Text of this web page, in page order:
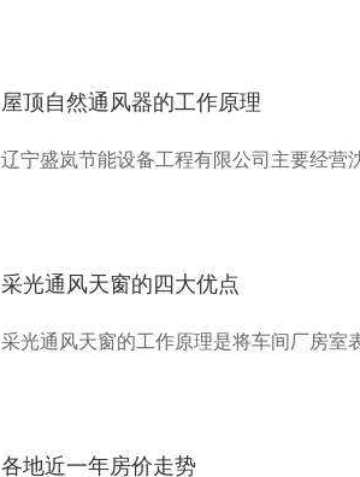
屋顶自然通风器的工作原理
辽宁盛岚节能设备工程有限公司主要经营
采光通风天窗的四大优点
采光通风天窗的工作原理是将车间厂房室
各地近一年房价走势